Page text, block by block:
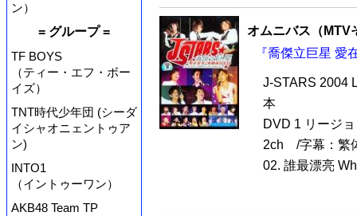
ン）
= グループ =
TF BOYS
（ティー・エフ・ボー
イズ）
TNT時代少年団 (シーダ
イシャオニェントゥア
ン)
INTO1
（イントゥーワン）
AKB48 Team TP
オムニバス（MTV
『喬傑立巨星 愛
J-STARS 2004
本
DVD 1 リージ
2ch /字幕：繁
02. 誰最漂亮